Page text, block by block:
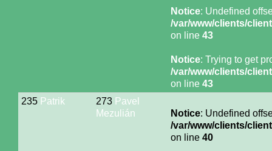
Notice: Undefined
/var/www/clients/
on line 43
Notice: Trying to get
/var/www/clients/
on line 43
235 Patrik 273 Pavel
Mezulián
Notice: Undefined
/var/www/clients/
on line 40